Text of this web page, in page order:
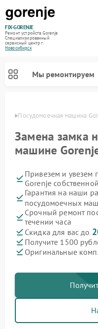
FIX-GORENJE
Ремонт устройств Gorenje
Специализированный
cервисный центр г.
Новосибирск
Мы ремонтируем
Посудомоечная машина
Замена замка
машине
Привезем и увезем
Gorenje
Гарантия на наши
посудомоечных
Срочный ремонт
течении часа
Скидка для вас до
Получите 1500
Оригинальные